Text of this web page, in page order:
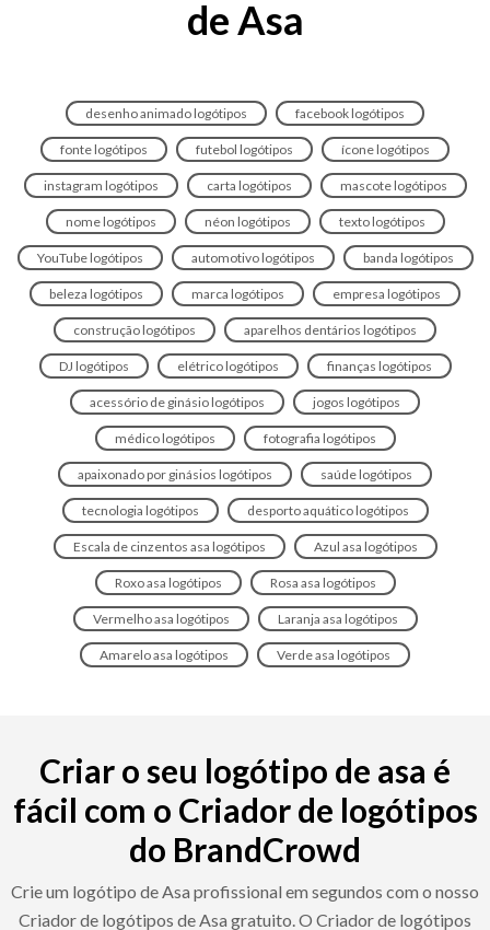
de Asa
desenho animado logótipos facebook logótipos
fonte logótipos futebol logótipos ícone logótipos
instagram logótipos carta logótipos mascote logótipos
nome logótipos néon logótipos texto logótipos
YouTube logótipos automotivo logótipos banda logótipos
beleza logótipos marca logótipos empresa logótipos
construção logótipos aparelhos dentários logótipos
DJ logótipos elétrico logótipos finanças logótipos
acessório de ginásio logótipos jogos logótipos
médico logótipos fotografia logótipos
apaixonado por ginásios logótipos saúde logótipos
tecnologia logótipos desporto aquático logótipos
Escala de cinzentos asa logótipos Azul asa logótipos
Roxo asa logótipos Rosa asa logótipos
Vermelho asa logótipos Laranja asa logótipos
Amarelo asa logótipos Verde asa logótipos
Criar o seu logótipo de asa é
fácil com o Criador de logótipos
do BrandCrowd
Crie um logótipo de Asa profissional em segundos com o nosso
Criador de logótipos de Asa gratuito. O Criador de logótipos